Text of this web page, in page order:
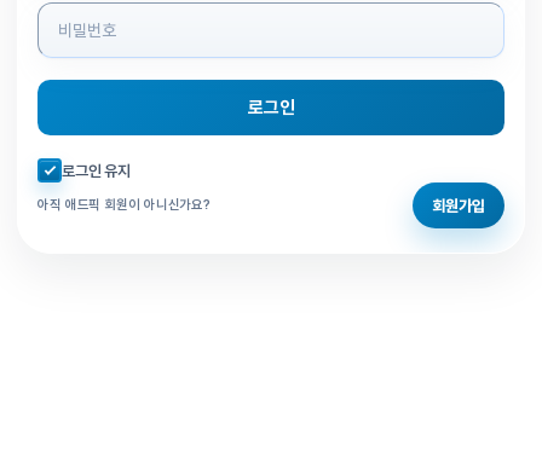
로그인
자동로그인 체크
로그인 유지
아직 애드픽 회원이 아니신가요? 회원가입